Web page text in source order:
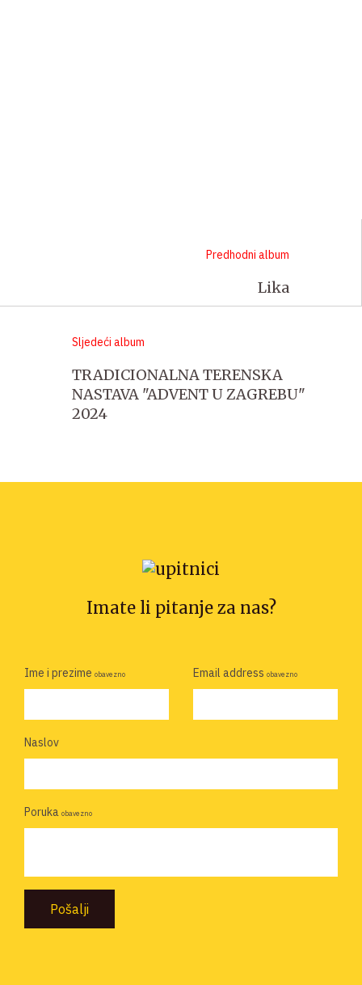
Predhodni album
Lika
Sljedeći album
TRADICIONALNA TERENSKA
NASTAVA "ADVENT U ZAGREBU"
2024
Imate li pitanje za nas?
Ime i prezime obavezno Email address obavezno
Naslov
Poruka obavezno
Pošalji